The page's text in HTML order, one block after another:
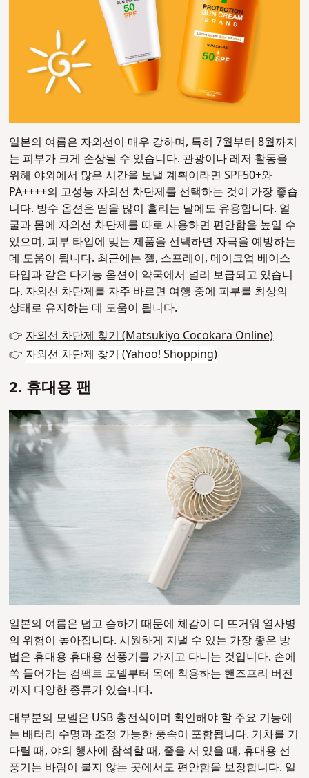
일본의 여름은 자외선이 매우 강하며, 특히 7월부터 8월까지
는 피부가 크게 손상될 수 있습니다. 관광이나 레저 활동을
위해 야외에서 많은 시간을 보낼 계획이라면 SPF50+와
PA++++의 고성능 자외선 차단제를 선택하는 것이 가장 좋습
니다. 방수 옵션은 땀을 많이 흘리는 날에도 유용합니다. 얼
굴과 몸에 자외선 차단제를 따로 사용하면 편안함을 높일 수
있으며, 피부 타입에 맞는 제품을 선택하면 자극을 예방하는
데 도움이 됩니다. 최근에는 젤, 스프레이, 메이크업 베이스
타입과 같은 다기능 옵션이 약국에서 널리 보급되고 있습니
다. 자외선 차단제를 자주 바르면 여행 중에 피부를 최상의
상태로 유지하는 데 도움이 됩니다.
👉자외선 차단제 찾기 (Matsukiyo Cocokara Online)
👉 자외선 차단제 찾기 (Yahoo! Shopping)
2. 휴대용 팬
일본의 여름은 덥고 습하기 때문에 체감이 더 뜨거워 열사병
의 위험이 높아집니다. 시원하게 지낼 수 있는 가장 좋은 방
법은 휴대용 휴대용 선풍기를 가지고 다니는 것입니다. 손에
쏙 들어가는 컴팩트 모델부터 목에 착용하는 핸즈프리 버전
까지 다양한 종류가 있습니다.
대부분의 모델은 USB 충전식이며 확인해야 할 주요 기능에
는 배터리 수명과 조정 가능한 풍속이 포함됩니다. 기차를 기
다릴 때, 야외 행사에 참석할 때, 줄을 서 있을 때, 휴대용 선
풍기는 바람이 불지 않는 곳에서도 편안함을 보장합니다. 일